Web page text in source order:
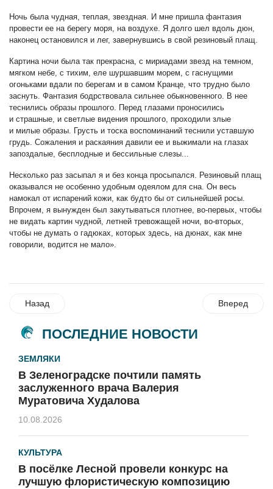
Ночь была чудная, теплая, звездная. И мне пришла фантазия
провести ее на берегу моря, на воздухе. Я долго шел вдоль дюн,
наконец остановился и лег, завернувшись в свой резиновый плащ.
Картина ночи была так прекрасна, с мириадами звезд на темном,
мягком небе, с тихим, еле шуршавшим морем, с гаснущими
огоньками вдали по берегам и в самом Кранце, что трудно было
заснуть. Фантазия бодрствовала сильнее обыкновенного. В нее
теснились образы прошлого. Перед глазами проносились
и страшные, и светлые видения прошлого, проходили злые
и милые образы. Грусть и тоска воспоминаний теснили уставшую
грудь. Сожаления и раскаяния давили ее и выжимали на глазах
запоздалые, бесплодные и бессильные слезы...
Несколько раз засыпал я и без конца просыпался. Резиновый плащ
оказывался не особенно удобным одеялом для сна. Он весь
намокал от испарений кожи, как будто бы от сильнейшей росы.
Впрочем, я вынужден был закутываться плотнее, во-первых, чтобы
не видать картин чудной, летней тревожащей ночи, во-вторых,
чтобы не думать о гадюках, которых здесь, на дюнах, как мне
говорили, водится не мало».
Назад Вперед
ПОСЛЕДНИЕ НОВОСТИ
ЗЕМЛЯКИ
В Зеленоградске почтили память
заслуженного врача Валерия
Муратовича Худалова
10.08.2026
КУЛЬТУРА
В посёлке Лесной провели конкурс на
лучшую флористическую композицию